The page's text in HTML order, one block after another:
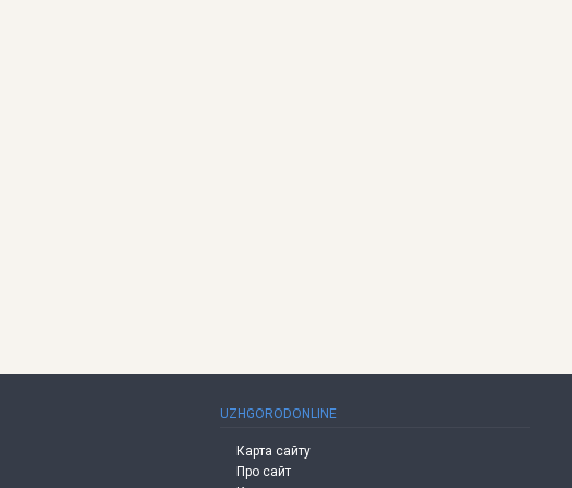
UZHGORODONLINE
Карта сайту
Про сайт